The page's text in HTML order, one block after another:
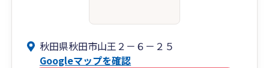
秋田県秋田市山王２－６－２５
Googleマップを確認